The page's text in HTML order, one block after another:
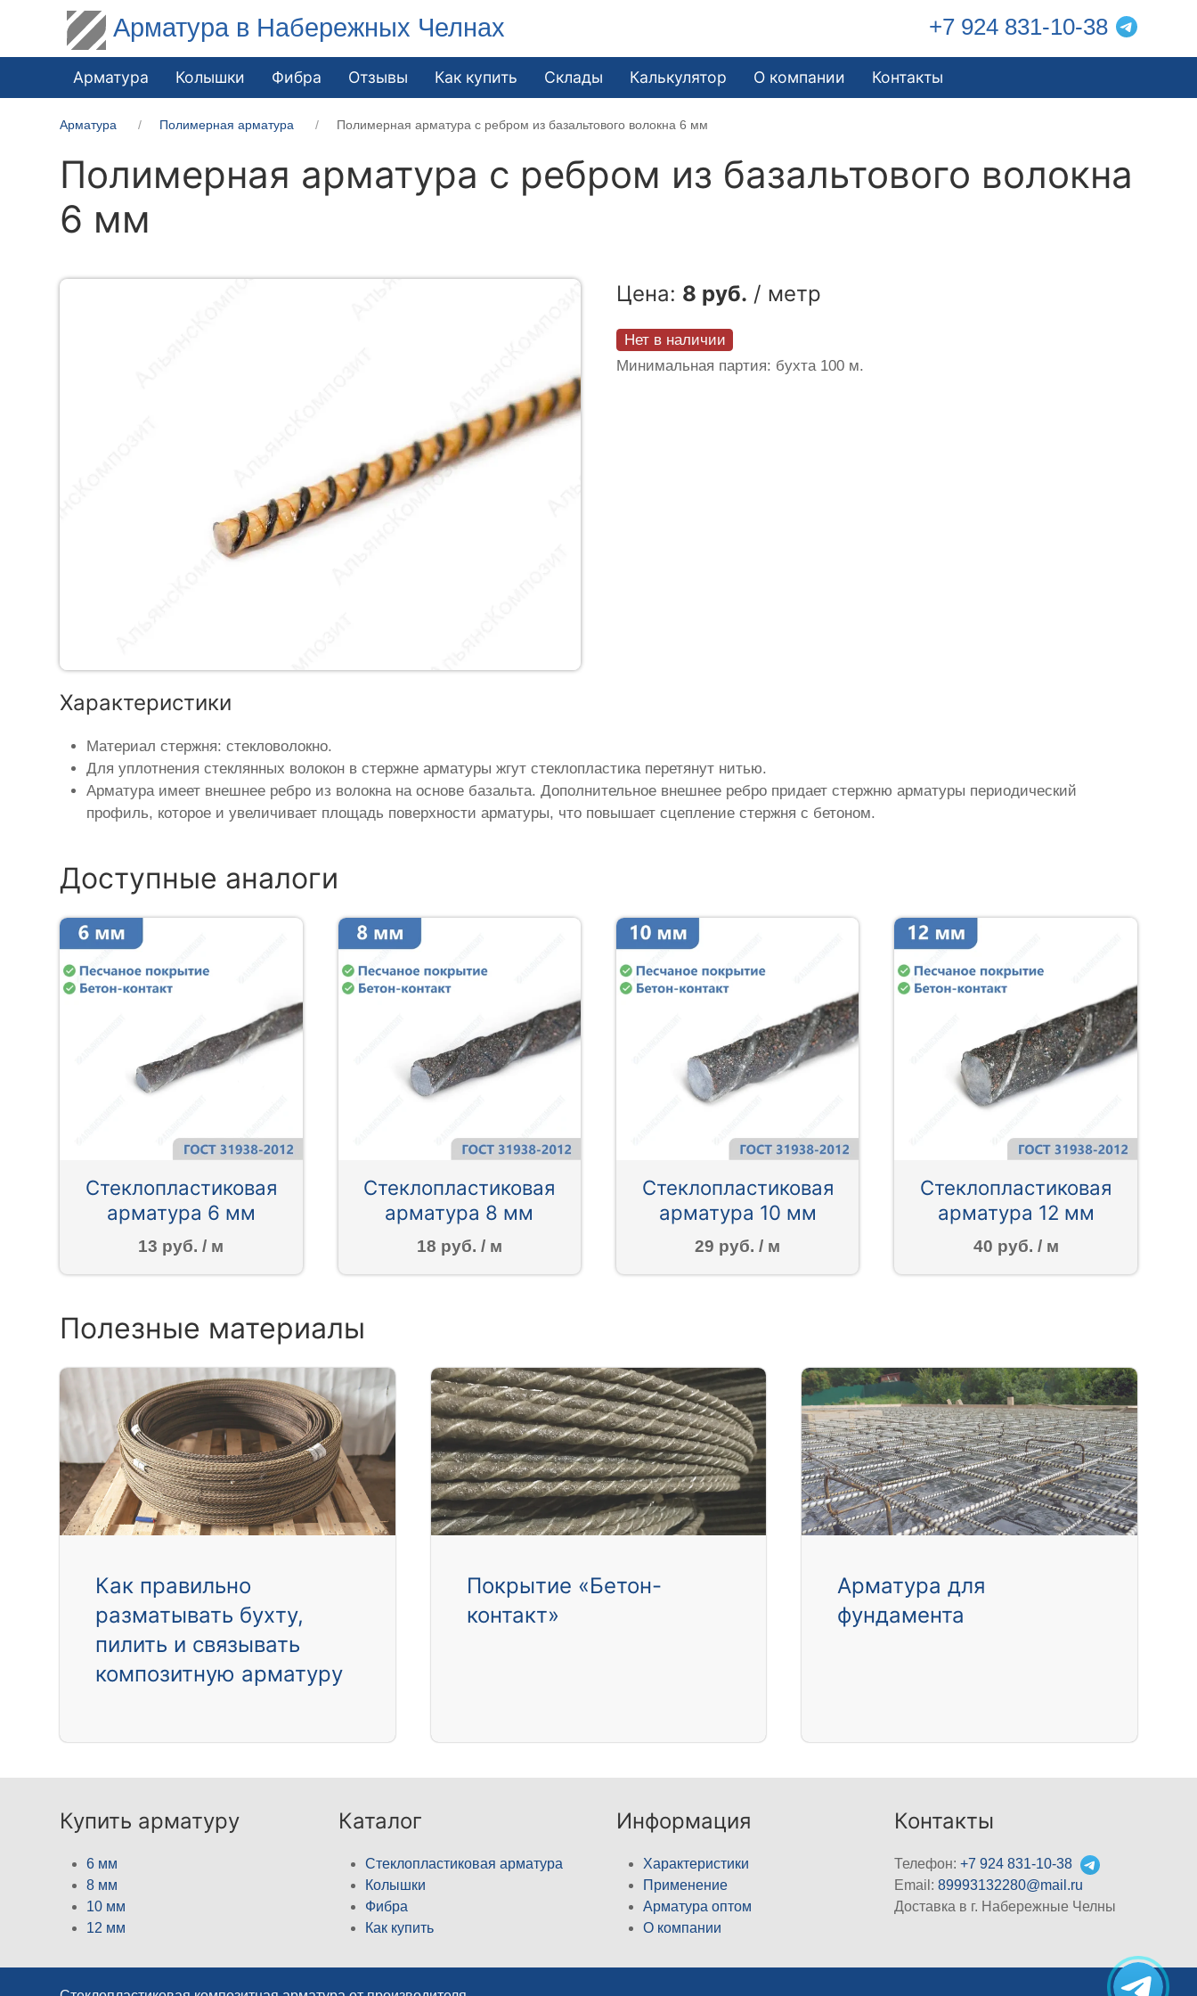
Арматура в Набережных Челнах +7 924 831-10-38
Арматура Колышки Фибра Отзывы Как купить Склады Калькулятор О компании Контакты
Арматура Полимерная арматура Полимерная арматура c ребром из базальтового волокна 6 мм
Полимерная арматура c ребром из базальтового волокна
6 мм
Цена: 8 руб. / метр
Нет в наличии
Минимальная партия: бухта 100 м.
Характеристики
Материал стержня: стекловолокно.
Для уплотнения стеклянных волокон в стержне арматуры жгут стеклопластика перетянут нитью.
Арматура имеет внешнее ребро из волокна на основе базальта. Дополнительное внешнее ребро придает стержню арматуры периодический
профиль, которое и увеличивает площадь поверхности арматуры, что повышает сцепление стержня с бетоном.
Доступные аналоги
Стеклопластиковая
арматура 6 мм
13 руб. / м
Стеклопластиковая
арматура 8 мм
18 руб. / м
Стеклопластиковая
арматура 10 мм
29 руб. / м
Стеклопластиковая
арматура 12 мм
40 руб. / м
Полезные материалы
Как правильно
разматывать бухту,
пилить и связывать
композитную арматуру
Покрытие «Бетон-
контакт»
Арматура для
фундамента
Купить арматуру
6 мм
8 мм
10 мм
12 мм
Каталог
Стеклопластиковая арматура
Колышки
Фибра
Как купить
Информация
Характеристики
Применение
Арматура оптом
О компании
Контакты
Телефон:+7 924 831-10-38
Email:89993132280@mail.ru
Доставка в г. Набережные Челны